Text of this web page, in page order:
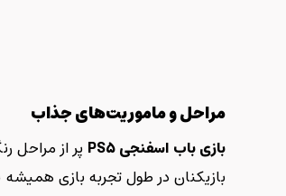
مراحل و ماموریت‌های جذاب
بازی باب اسفنجیPS5
پر از مراحل
بازیکنان در طول تجربه بازی